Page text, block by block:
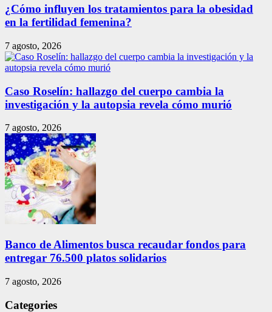
¿Cómo influyen los tratamientos para la obesidad
en la fertilidad femenina?
7 agosto, 2026
Caso Roselín: hallazgo del cuerpo cambia la
investigación y la autopsia revela cómo murió
7 agosto, 2026
Banco de Alimentos busca recaudar fondos para
entregar 76.500 platos solidarios
7 agosto, 2026
Categories